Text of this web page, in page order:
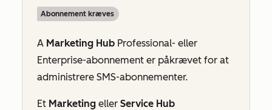
Abonnement kræves
A Marketing Hub Professional- eller
Enterprise-abonnement er påkrævet for at
administrere SMS-abonnementer.
Et Marketing eller Service Hub